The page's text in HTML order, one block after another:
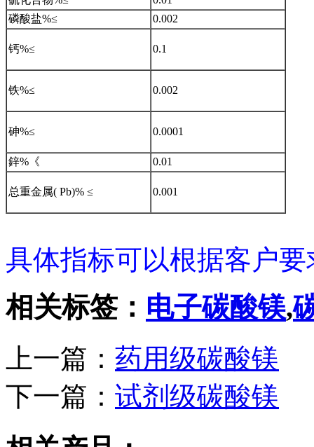
磷酸盐%≤
0.002
钙%≤ 0.1
铁%≤ 0.002
砷%≤ 0.0001
鋅%《 0.01
总重金属( Pb)% ≤ 0.001
具体指标可以根据客户
相关标签： 电子碳酸镁,
上一篇： 药用级碳酸镁
下一篇： 试剂级碳酸镁